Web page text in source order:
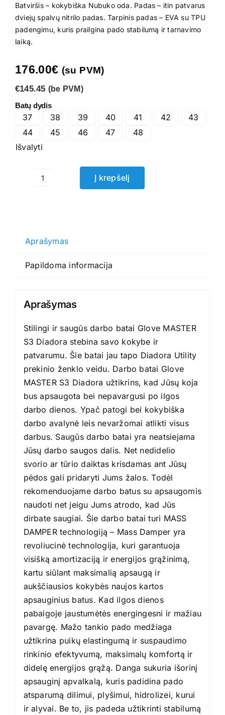
Batviršis – kokybiška Nubuko oda. Padas – itin patvarus
dviejų spalvų nitrilo padas. Tarpinis padas – EVA su TPU
padengimu, kuris prailgina pado stabilumą ir tarnavimo
laiką.
176.00€ (su PVM)
€145.45 (be PVM)
Batų dydis
37 38 39 40 41 42
43
44
45 46 47
48
Išvalyti
produkto
Glove
MASTER
Į krepšelį
Aprašymas
Papildoma informacija
Aprašymas
Stilingi ir saugūs darbo batai Glove MASTER
S3 Diadora stebina savo kokybe ir
patvarumu. Šie batai jau tapo Diadora Utility
prekinio ženklo veidu. Darbo batai Glove
MASTER S3 Diadora užtikrins, kad Jūsų koja
bus apsaugota bei nepavargusi po ilgos
darbo dienos. Ypač patogi bei kokybiška
darbo avalynė leis nevaržomai atlikti visus
darbus. Saugūs darbo batai yra neatsiejama
Jūsų darbo saugos dalis. Net nedidelio
svorio ar tūrio daiktas krisdamas ant Jūsų
pėdos gali pridaryti Jums žalos. Todėl
rekomenduojame darbo batus su apsaugomis
naudoti net jeigu Jums atrodo, kad Jūs
dirbate saugiai. Šie darbo batai turi MASS
DAMPER technologiją – Mass Damper yra
revoliucinė technologija, kuri garantuoja
visišką amortizaciją ir energijos grąžinimą,
kartu siūlant maksimalią apsaugą ir
aukščiausios kokybės naujos kartos
apsauginius batus. Kad ilgos dienos
pabaigoje jaustumėtės energingesni ir mažiau
pavargę. Mažo tankio pado medžiaga
užtikrina puikų elastingumą ir suspaudimo
rinkinio efektyvumą, maksimalų komfortą ir
didelę energijos grąžą. Danga sukuria išorinį
apsauginį apvalkalą, kuris padidina pado
atsparumą dilimui, plyšimui, hidrolizei, kurui
ir alyvai. Be to, jis padeda užtikrinti stabilumą